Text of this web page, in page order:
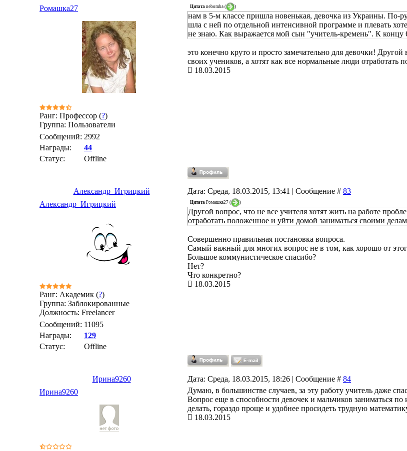
Ромашка27
Ранг: Профессор (?)
Группа: Пользователи
Сообщений: 2992
Награды:
44
Статус:
Offline
Цитата nebomba ( )
нам в 5-м классе пришла новенькая, девочка из Украины. По-
шла с ней по отдельной интенсивной программе и плевать
не знаю. Как выражается мой сын "учитель-кремень". К концу
это конечно круто и просто замечательно для девочки!
своих учеников, а хотят как все нормальные люди
18.03.2015
Александр_Игрицкий Дата: Среда, 18.03.2015, 13:41 | Сообщение # 83
Александр_Игрицкий
Ранг: Академик (?)
Группа: Заблокированные
Должность: Freelancer
Сообщений: 11095
Награды:
129
Статус:
Offline
Цитата Ромашка27 ( )
Другой вопрос, что не все учителя хотят жить на работе
отработать положенное и уйти домой заниматься своими
Совершенно правильная постановка вопроса.
Самый важный для многих вопрос не в том, как хорошо от
Большое коммунистическое спасибо?
Нет?
Что конкретно?
18.03.2015
Ирина9260 Дата: Среда, 18.03.2015, 18:26 | Сообщение # 84
Ирина9260
Думаю, в большинстве случаев, за эту работу учитель даже
Вопрос еще в способности девочек и мальчиков заниматься
делать, гораздо проще и удобнее просидеть трудную
18.03.2015